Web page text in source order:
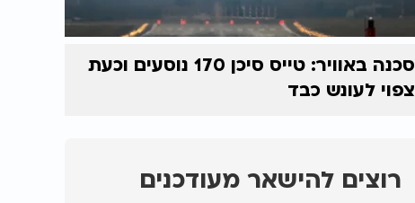
סכנה באוויר: טייס סיכן 170 נוסעים וכעת
צפוי לעונש כבד
רוצים להישאר מעודכנים